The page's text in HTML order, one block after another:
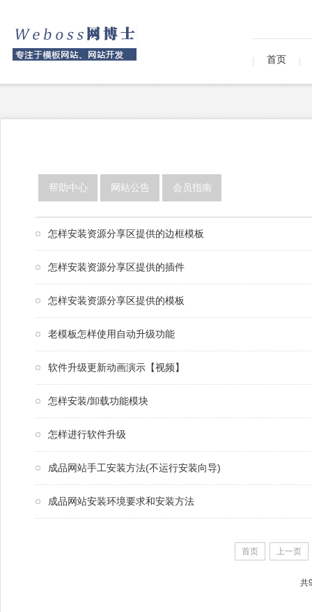
首页
帮助中心 网站公告 会员指南
怎样安装资源分享区提供的边框模板
怎样安装资源分享区提供的插件
怎样安装资源分享区提供的模板
老模板怎样使用自动升级功能
软件升级更新动画演示【视频】
怎样安装/卸载功能模块
怎样进行软件升级
成品网站手工安装方法(不运行安装向导)
成品网站安装环境要求和安装方法
首页 上一页
共